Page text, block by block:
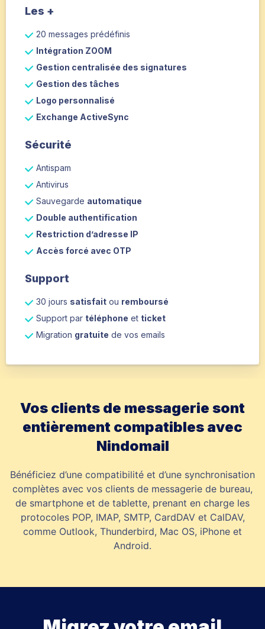
Les +
20 messages prédéfinis
Intégration ZOOM
Gestion centralisée des signatures
Gestion des tâches
Logo personnalisé
Exchange ActiveSync
Sécurité
Antispam
Antivirus
Sauvegarde automatique
Double authentification
Restriction d’adresse IP
Accès forcé avec OTP
Support
30 jours satisfait ou remboursé
Support par téléphone et ticket
Migration gratuite de vos emails
Vos clients de messagerie sont
entièrement compatibles avec
Nindomail
Bénéficiez d’une compatibilité et d’une synchronisation
complètes avec vos clients de messagerie de bureau,
de smartphone et de tablette, prenant en charge les
protocoles POP, IMAP, SMTP, CardDAV et CalDAV,
comme Outlook, Thunderbird, Mac OS, iPhone et
Android.